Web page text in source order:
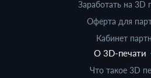
Заработать на 3D
Оферта для
Кабинет
О 3D-печати
Что такое 3D